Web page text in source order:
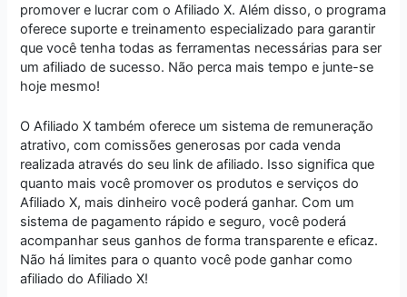
promover e lucrar com o Afiliado X. Além disso, o programa
oferece suporte e treinamento especializado para garantir
que você tenha todas as ferramentas necessárias para ser
um afiliado de sucesso. Não perca mais tempo e junte-se
hoje mesmo!
O Afiliado X também oferece um sistema de remuneração
atrativo, com comissões generosas por cada venda
realizada através do seu link de afiliado. Isso significa que
quanto mais você promover os produtos e serviços do
Afiliado X, mais dinheiro você poderá ganhar. Com um
sistema de pagamento rápido e seguro, você poderá
acompanhar seus ganhos de forma transparente e eficaz.
Não há limites para o quanto você pode ganhar como
afiliado do Afiliado X!